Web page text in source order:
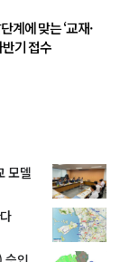
계에 맞는 ‘교재·
반기 접수
모델